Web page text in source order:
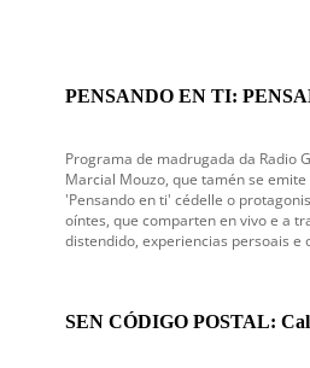
PENSANDO EN TI:
Programa de madrugada da Radio
Marcial Mouzo, que tamén se
'Pensando en ti' cédelle o
oíntes, que comparten en vivo e a
distendido, experiencias persoais
SEN CÓDIGO POSTAL: